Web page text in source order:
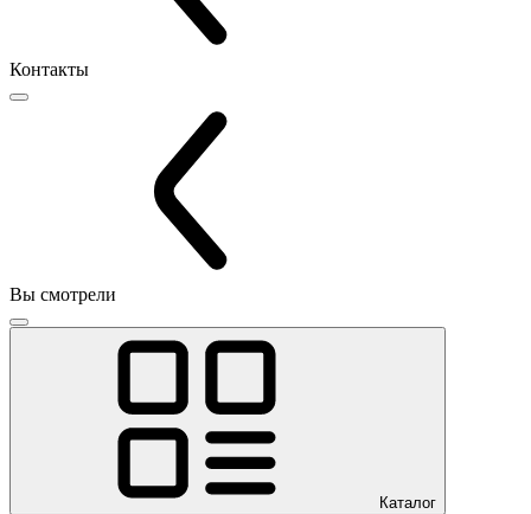
Контакты
Вы смотрели
Каталог